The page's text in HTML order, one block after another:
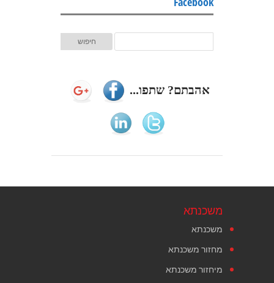
אהבתם? שתפו...
משכנתא
משכנתא
מחזור משכנתא
מיחזור משכנתא